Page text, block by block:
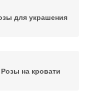
для украшения
Розы на кровати